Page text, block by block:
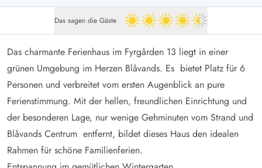
Das sagen die Gäste 4.5 von 5
Das charmante Ferienhaus im Fyrgården 13 liegt in einer
grünen Umgebung im Herzen Blåvands. Es bietet Platz für 6
Personen und verbreitet vom ersten Augenblick an pure
Ferienstimmung. Mit der hellen, freundlichen Einrichtung und
der besonderen Lage, nur wenige Gehminuten vom Strand und
Blåvands Centrum entfernt, bildet dieses Haus den idealen
Rahmen für schöne Familienferien.